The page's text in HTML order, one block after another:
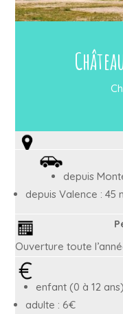
depuis
depuis Valence : 45
Ouverture toute
enfant (0 à 12
adulte : 6€